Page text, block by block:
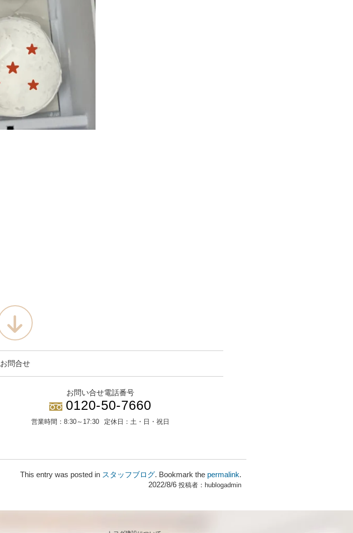
お問合せ
お問い合せ電話番号
0120-50-7660
営業時間：8:30～17:30 定休日：土・日・祝日
This entry was posted in スタッフブログ. Bookmark the permalink.
2022/8/6 投稿者： hublogadmin